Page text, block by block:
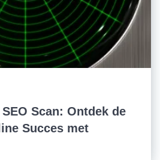
Scan: Ontdek de
Succes met